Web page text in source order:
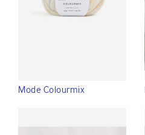
Mode Colourmix